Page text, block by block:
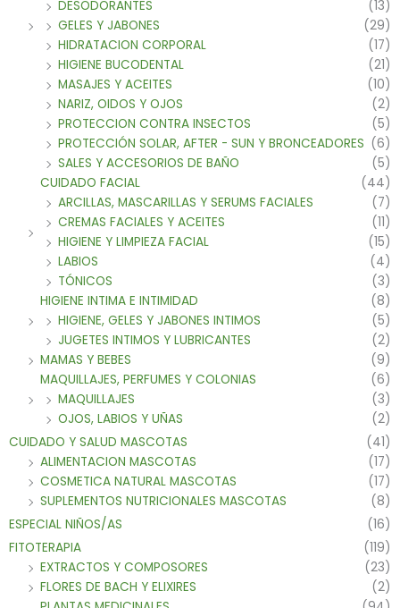
DESODORANTES
(13)
GELES Y JABONES
(29)
HIDRATACION CORPORAL
(17)
HIGIENE BUCODENTAL
(21)
MASAJES Y ACEITES
(10)
NARIZ, OIDOS Y OJOS
(2)
PROTECCION CONTRA INSECTOS
(5)
PROTECCIÓN SOLAR, AFTER - SUN Y BRONCEADORES (6)
SALES Y ACCESORIOS DE BAÑO
(5)
CUIDADO FACIAL
(44)
ARCILLAS, MASCARILLAS Y SERUMS FACIALES
(7)
CREMAS FACIALES Y ACEITES
(11)
HIGIENE Y LIMPIEZA FACIAL
(15)
LABIOS
(4)
TÓNICOS
(3)
HIGIENE INTIMA E INTIMIDAD
(8)
HIGIENE, GELES Y JABONES INTIMOS
(5)
JUGETES INTIMOS Y LUBRICANTES
(2)
MAMAS Y BEBES
(9)
MAQUILLAJES, PERFUMES Y COLONIAS
(6)
MAQUILLAJES
(3)
OJOS, LABIOS Y UÑAS
(2)
CUIDADO Y SALUD MASCOTAS
(41)
ALIMENTACION MASCOTAS
(17)
COSMETICA NATURAL MASCOTAS
(17)
SUPLEMENTOS NUTRICIONALES MASCOTAS
(8)
ESPECIAL NIÑOS/AS
(16)
FITOTERAPIA
(119)
EXTRACTOS Y COMPOSORES
(23)
FLORES DE BACH Y ELIXIRES
(2)